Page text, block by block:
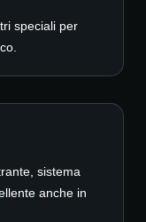
speciali per
sistema
anche in